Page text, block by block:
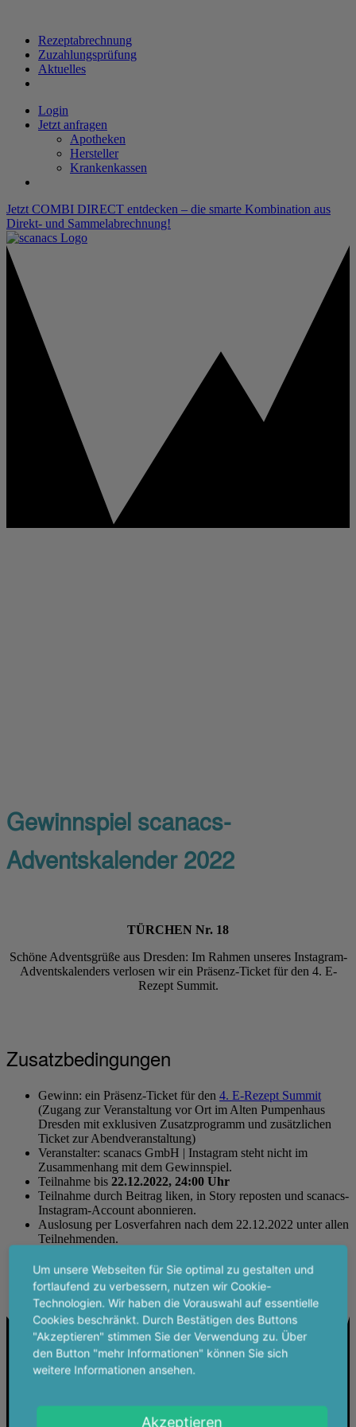
Rezeptabrechnung
Zuzahlungsprüfung
Aktuelles
Login
Jetzt anfragen
Apotheken
Hersteller
Krankenkassen
Jetzt COMBI DIRECT entdecken – die smarte Kombination aus
Direkt- und Sammelabrechnung!
Gewinnspiel scanacs-
Adventskalender 2022
TÜRCHEN Nr. 18
Schöne Adventsgrüße aus Dresden: Im Rahmen unseres Instagram-
Adventskalenders verlosen wir ein Präsenz-Ticket für den 4. E-
Rezept Summit.
Zusatzbedingungen
Gewinn: ein Präsenz-Ticket für den 4. E-Rezept Summit
(Zugang zur Veranstaltung vor Ort im Alten Pumpenhaus
Dresden mit exklusiven Zusatzprogramm und zusätzlichen
Ticket zur Abendveranstaltung)
Veranstalter: scanacs GmbH | Instagram steht nicht im
Zusammenhang mit dem Gewinnspiel.
Teilnahme bis 22.12.2022, 24:00 Uhr
Teilnahme durch Beitrag liken, in Story reposten und scanacs-
Instagram-Account abonnieren.
Auslosung per Losverfahren nach dem 22.12.2022 unter allen
Teilnehmenden.
Instagram.
Mit der Teilnahme am Gewinnspiel willigen Sie den
Datenschutzbestimmungen der scanacs GmbH ein.
Um unsere Webseiten für Sie optimal zu gestalten und
fortlaufend zu verbessern, nutzen wir Cookie-
Technologien. Wir haben die Vorauswahl auf essentielle
Cookies beschränkt. Durch Bestätigen des Buttons
"Akzeptieren" stimmen Sie der Verwendung zu. Über
den Button "mehr Informationen" können Sie sich
weitere Informationen ansehen.
Akzeptieren